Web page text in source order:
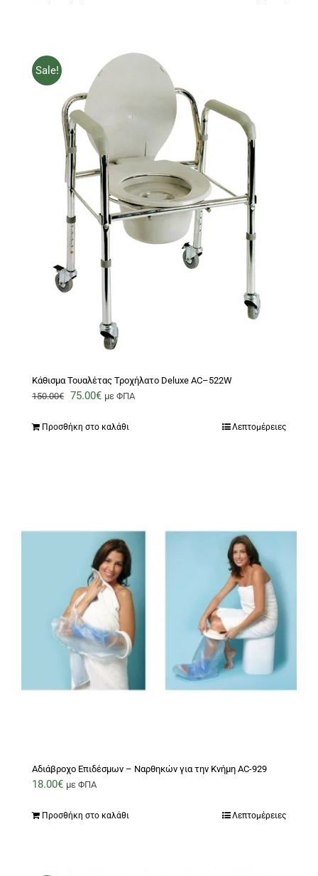
Sale!
Κάθισμα Τουαλέτας Τροχήλατο Deluxe AC–522W
150.00€ Original
was:
75.00€Η
τιμή
με ΦΠΑ
Προσθήκη στο καλάθι Λεπτομέρειες
Αδιάβροχο Επιδέσμων – Ναρθηκών για την Κνήμη AC-929
18.00€ με ΦΠΑ
Προσθήκη στο καλάθι Λεπτομέρειες